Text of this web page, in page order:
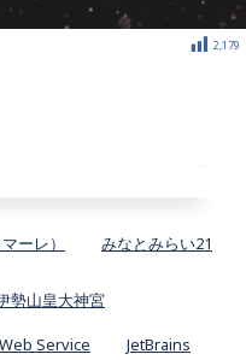
2,179
ーレ） みなとみらい21
勢山皇大神宮
Service JetBrains